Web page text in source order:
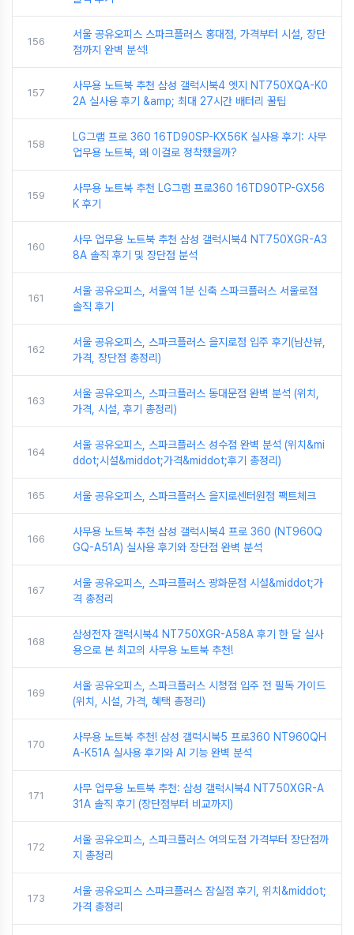
156
서울 공유오피스 스파크플러스 홍대점, 가격부터 시설, 장단
점까지 완벽 분석!
157
사무용 노트북 추천 삼성 갤럭시북4 엣지 NT750XQA-K0
2A 실사용 후기 &amp; 최대 27시간 배터리 꿀팁
158
LG그램 프로 360 16TD90SP-KX56K 실사용 후기: 사무
업무용 노트북, 왜 이걸로 정착했을까?
159
사무용 노트북 추천 LG그램 프로360 16TD90TP-GX56
K 후기
160
사무 업무용 노트북 추천 삼성 갤럭시북4 NT750XGR-A3
8A 솔직 후기 및 장단점 분석
161
서울 공유오피스, 서울역 1분 신축 스파크플러스 서울로점
솔직 후기
162
서울 공유오피스, 스파크플러스 을지로점 입주 후기(남산뷰,
가격, 장단점 총정리)
163
서울 공유오피스, 스파크플러스 동대문점 완벽 분석 (위치,
가격, 시설, 후기 총정리)
164
서울 공유오피스, 스파크플러스 성수점 완벽 분석 (위치&mi
ddot;시설&middot;가격&middot;후기 총정리)
165 서울 공유오피스, 스파크플러스 을지로센터원점 팩트체크
166
사무용 노트북 추천 삼성 갤럭시북4 프로 360 (NT960Q
GQ-A51A) 실사용 후기와 장단점 완벽 분석
167
서울 공유오피스, 스파크플러스 광화문점 시설&middot;가
격 총정리
168
삼성전자 갤럭시북4 NT750XGR-A58A 후기 한 달 실사
용으로 본 최고의 사무용 노트북 추천!
169
서울 공유오피스, 스파크플러스 시청점 입주 전 필독 가이드
(위치, 시설, 가격, 혜택 총정리)
170
사무용 노트북 추천! 삼성 갤럭시북5 프로360 NT960QH
A-K51A 실사용 후기와 AI 기능 완벽 분석
171
사무 업무용 노트북 추천: 삼성 갤럭시북4 NT750XGR-A
31A 솔직 후기 (장단점부터 비교까지)
172
서울 공유오피스, 스파크플러스 여의도점 가격부터 장단점까
지 총정리
173
서울 공유오피스 스파크플러스 잠실점 후기, 위치&middot;
가격 총정리